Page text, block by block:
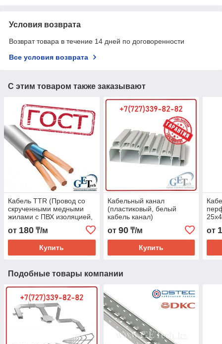
Условия возврата
Возврат товара в течение 14 дней по договоренности
Все условия возврата
С этим товаром также заказывают
Кабель TTR (Провод со
скрученными медными
жилами с ПВХ изоляцией,
с ПВХ оболочкой, гибкий)
от 180 ₸/м
Купить
Кабельный канал
(пластиковый, белый
кабель канал)
от 90₸/м
Купить
от
Подобные товары компании